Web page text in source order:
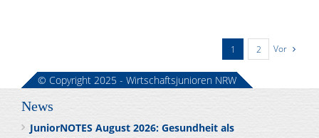
1 2 Vor
News
JuniorNOTES August 2026: Gesundheit als
© Copyright 2025 - Wirtschaftsjunioren NRW